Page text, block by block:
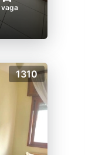
vaga
1310